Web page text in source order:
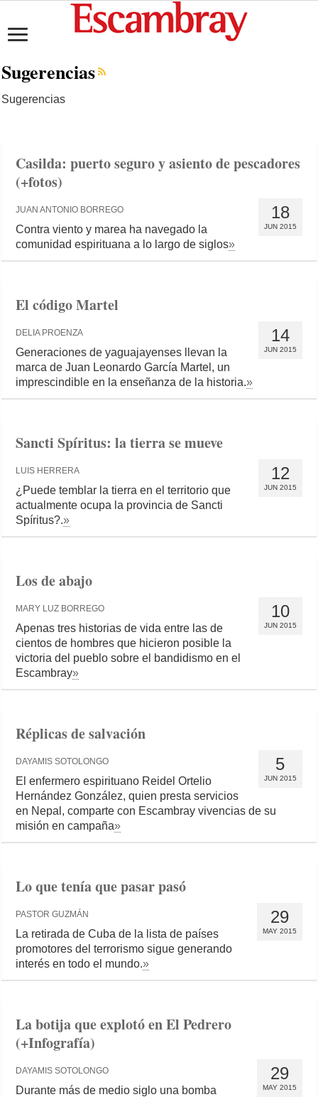
Sugerencias
Sugerencias
Casilda: puerto seguro y asiento de pescadores
(+fotos)
18
JUN 2015
JUAN ANTONIO BORREGO
Contra viento y marea ha navegado la
comunidad espirituana a lo largo de siglos»
El código Martel
14
JUN 2015
DELIA PROENZA
Generaciones de yaguajayenses llevan la
marca de Juan Leonardo García Martel, un
imprescindible en la enseñanza de la historia.»
Sancti Spíritus: la tierra se mueve
12
JUN 2015
LUIS HERRERA
¿Puede temblar la tierra en el territorio que
actualmente ocupa la provincia de Sancti
Spíritus?.»
Los de abajo
10
JUN 2015
MARY LUZ BORREGO
Apenas tres historias de vida entre las de
cientos de hombres que hicieron posible la
victoria del pueblo sobre el bandidismo en el
Escambray»
Réplicas de salvación
5
JUN 2015
DAYAMIS SOTOLONGO
El enfermero espirituano Reidel Ortelio
Hernández González, quien presta servicios
en Nepal, comparte con Escambray vivencias de su
misión en campaña»
Lo que tenía que pasar pasó
29
MAY 2015
PASTOR GUZMÁN
La retirada de Cuba de la lista de países
promotores del terrorismo sigue generando
interés en todo el mundo.»
La botija que explotó en El Pedrero
(+Infografía)
29
MAY 2015
DAYAMIS SOTOLONGO
Durante más de medio siglo una bomba